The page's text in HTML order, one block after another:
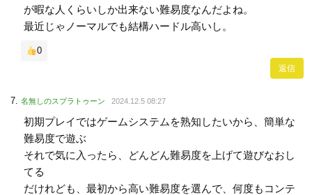
が暇な人くらいしか出来ない難易度なんだよね。
最近じゃノーマルでも結構ハードル高いし。
0
返信
名無しのスプラトゥーン 2024.12.5 08:27
初期プレイではゲームシステムを熟知したいから、簡単な
難易度で遊ぶ
それで気に入ったら、どんどん難易度を上げて遊びなおし
てる
だけれども、最初から高い難易度を選んで、何度もコンテ